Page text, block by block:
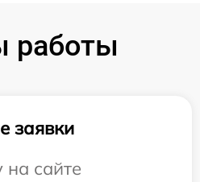
работы
заявки
на сайте